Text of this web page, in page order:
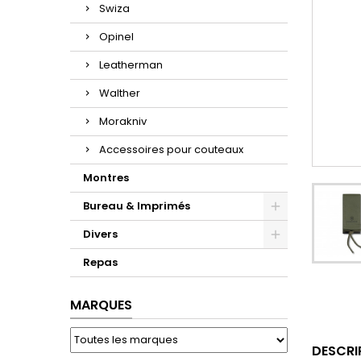
Swiza
Opinel
Leatherman
Walther
Morakniv
Accessoires pour couteaux
Montres
Bureau & Imprimés
Divers
Repas
MARQUES